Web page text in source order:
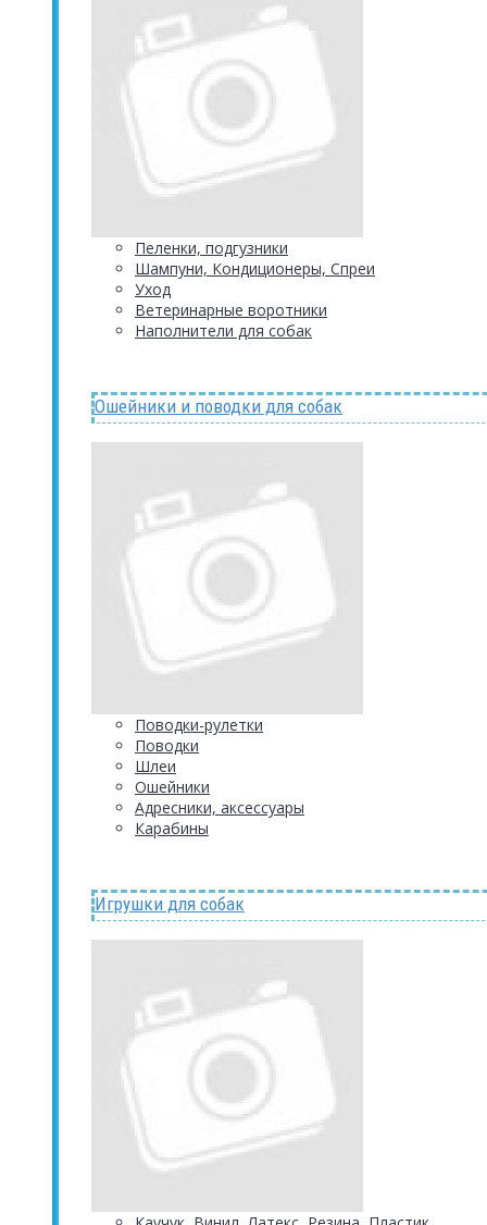
Пеленки, подгузники
Шампуни, Кондиционеры, Спреи
Уход
Ветеринарные воротники
Наполнители для собак
Ошейники и поводки для собак
Поводки-рулетки
Поводки
Шлеи
Ошейники
Адресники, аксессуары
Карабины
Игрушки для собак